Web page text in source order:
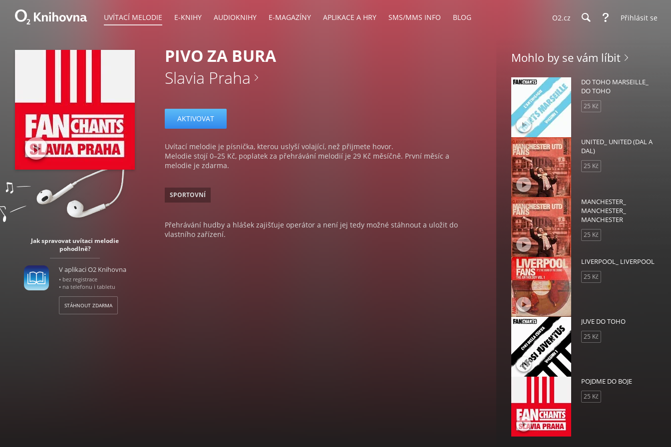
UVÍTACÍ MELODIE E-KNIHY AUDIOKNIHY E-MAGAZÍNY APLIKACE A HRY SMS/MMS INFO BLOG O2.cz Přihlásit se
Jak spravovat uvítaci melodie
pohodlně?
V aplikaci O2 Knihovna
• bez registrace
• na telefonu i tabletu
STÁHNOUT ZDARMA
PIVO ZA BURA
Slavia Praha
AKTIVOVAT
Uvítací melodie je písnička, kterou uslyší volající, než přijmete hovor.
Melodie stojí 0–25 Kč, poplatek za přehrávání melodií je 29 Kč měsíčně. První měsíc a
melodie je zdarma.
SPORTOVNÍ
Přehrávání hudby a hlášek zajišťuje operátor a není jej tedy možné stáhnout a uložit do
vlastního zařízení.
Mohlo by se vám líbit
DO TOHO MARSEILLE_
DO TOHO
25 Kč
UNITED_ UNITED (DAL A
DAL)
25 Kč
MANCHESTER_
MANCHESTER_
MANCHESTER
25 Kč
LIVERPOOL_ LIVERPOOL
25 Kč
JUVE DO TOHO
25 Kč
POJDME DO BOJE
25 Kč